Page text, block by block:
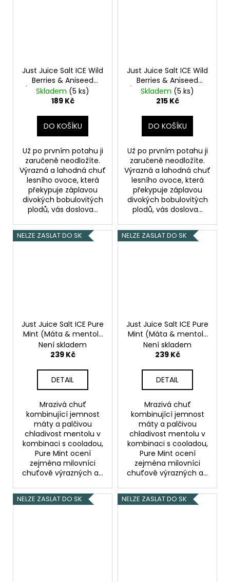
Just Juice Salt ICE Wild
Berries & Aniseed
(Ledové lesní ovoce s
anýzem) 10ml 20mg
Skladem (5 ks)
189 Kč
DO KOŠÍKU
Už po prvním potahu ji
zaručeně neodložíte.
Výrazná a lahodná chuť
lesního ovoce, která
překypuje záplavou
divokých bobulovitých
plodů, vás doslova...
Just Juice Salt ICE Wild
Berries & Aniseed
(Ledové lesní ovoce s
anýzem) 10ml 11mg
Skladem (5 ks)
215 Kč
DO KOŠÍKU
Už po prvním potahu ji
zaručeně neodložíte.
Výrazná a lahodná chuť
lesního ovoce, která
překypuje záplavou
divokých bobulovitých
plodů, vás doslova...
NELZE ZASLAT DO SK
Just Juice Salt ICE Pure
Mint (Máta & mentol)
10ml 20mg
Není skladem
239 Kč
DETAIL
Mrazivá chuť
kombinující jemnost
máty a palčivou
chladivost mentolu v
kombinaci s cooladou,
Pure Mint ocení
zejména milovníci
chuťově výrazných a...
NELZE ZASLAT DO SK
Just Juice Salt ICE Pure
Mint (Máta & mentol)
10ml 11mg
Není skladem
239 Kč
DETAIL
Mrazivá chuť
kombinující jemnost
máty a palčivou
chladivost mentolu v
kombinaci s cooladou,
Pure Mint ocení
zejména milovníci
chuťově výrazných a...
NELZE ZASLAT DO SK NELZE ZASLAT DO SK